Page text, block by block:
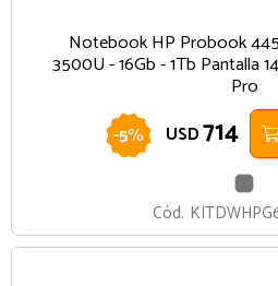
Notebook HP Probook
3500U - 16Gb - 1Tb Pantalla
Pro
-5% USD714
Cód.